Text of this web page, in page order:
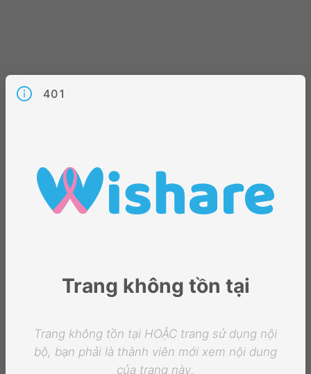
401
Trang không tồn tại
Trang không tồn tại HOẶC trang sử dụng nội
bộ, bạn phải là thành viên mới xem nội dung
của trang này.